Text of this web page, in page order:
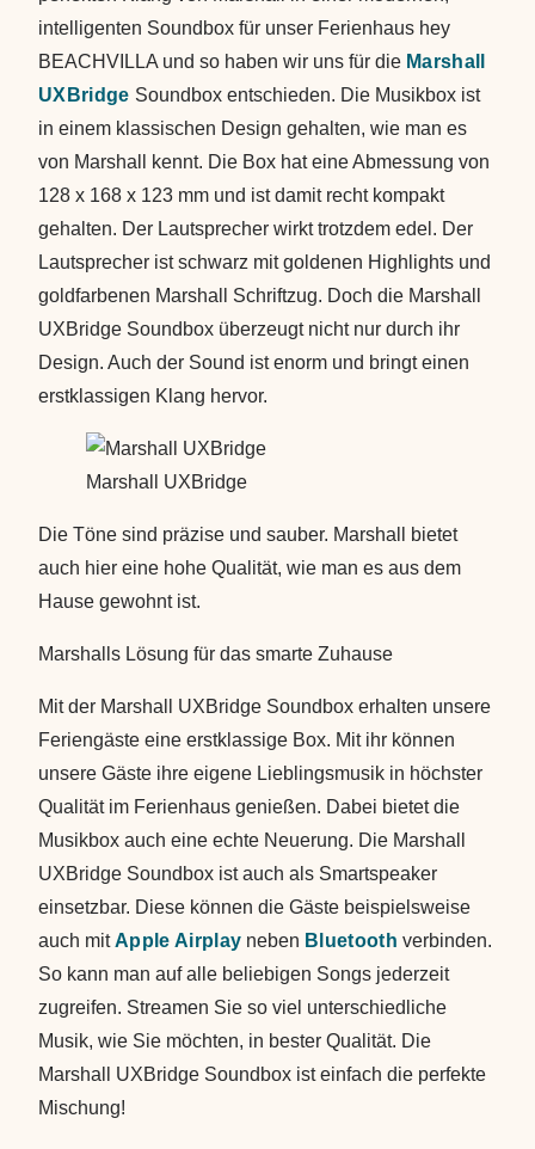
intelligenten Soundbox für unser Ferienhaus hey
BEACHVILLA und so haben wir uns für die Marshall
UXBridge Soundbox entschieden. Die Musikbox ist
in einem klassischen Design gehalten, wie man es
von Marshall kennt. Die Box hat eine Abmessung von
128 x 168 x 123 mm und ist damit recht kompakt
gehalten. Der Lautsprecher wirkt trotzdem edel. Der
Lautsprecher ist schwarz mit goldenen Highlights und
goldfarbenen Marshall Schriftzug. Doch die Marshall
UXBridge Soundbox überzeugt nicht nur durch ihr
Design. Auch der Sound ist enorm und bringt einen
erstklassigen Klang hervor.
Marshall UXBridge
Die Töne sind präzise und sauber. Marshall bietet
auch hier eine hohe Qualität, wie man es aus dem
Hause gewohnt ist.
Marshalls Lösung für das smarte Zuhause
Mit der Marshall UXBridge Soundbox erhalten unsere
Feriengäste eine erstklassige Box. Mit ihr können
unsere Gäste ihre eigene Lieblingsmusik in höchster
Qualität im Ferienhaus genießen. Dabei bietet die
Musikbox auch eine echte Neuerung. Die Marshall
UXBridge Soundbox ist auch als Smartspeaker
einsetzbar. Diese können die Gäste beispielsweise
auch mitApple Airplay neben Bluetooth verbinden.
So kann man auf alle beliebigen Songs jederzeit
zugreifen. Streamen Sie so viel unterschiedliche
Musik, wie Sie möchten, in bester Qualität. Die
Marshall UXBridge Soundbox ist einfach die perfekte
Mischung!